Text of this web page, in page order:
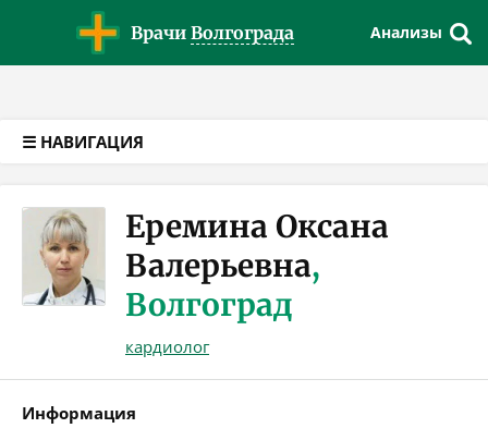
Врачи Волгограда Анализы
☰ НАВИГАЦИЯ
Еремина Оксана
Валерьевна,
Волгоград
кардиолог
Информация